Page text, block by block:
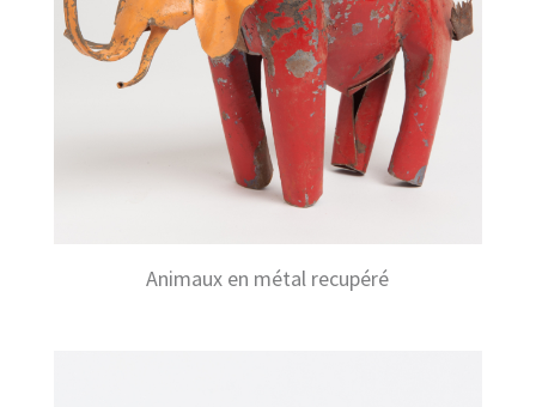
Animaux en métal recupéré